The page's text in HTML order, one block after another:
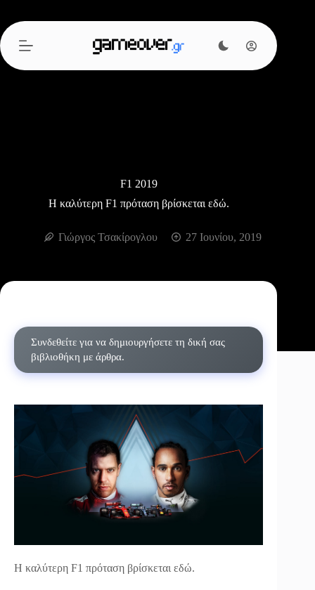
περιεχόμενο
F1 2019
Η καλύτερη F1 πρόταση βρίσκεται εδώ.
Γιώργος Τσακίρογλου 27 Ιουνίου, 2019
Συνδεθείτε για να δημιουργήσετε τη δική σας
βιβλιοθήκη με άρθρα.
Η καλύτερη F1 πρόταση βρίσκεται εδώ.